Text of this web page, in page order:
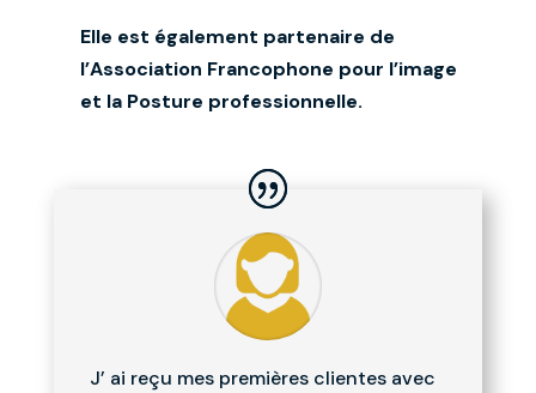
Elle est également partenaire de
l’Association Francophone pour l’image
et la Posture professionnelle.
J’ ai reçu mes premières clientes avec